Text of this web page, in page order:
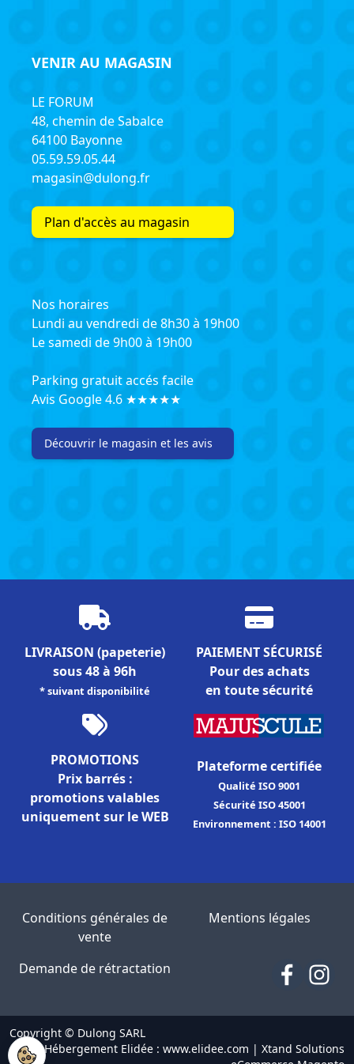
VENIR AU MAGASIN
LE FORUM
48, chemin de Sabalce
64100 Bayonne
05.59.59.05.44
magasin@dulong.fr
Plan d'accès au magasin
Nos horaires
Lundi au vendredi de 8h30 à 19h00
Le samedi de 9h00 à 19h00
Parking gratuit accés facile
Avis Google 4.6 ★★★★★
Découvrir le magasin et les avis
LIVRAISON (papeterie)
sous 48 à 96h
* suivant disponibilité
PAIEMENT SÉCURISÉ
Pour des achats
en toute sécurité
PROMOTIONS
Prix barrés :
promotions valables
uniquement sur le WEB
Plateforme certifiée
Qualité ISO 9001
Sécurité ISO 45001
Environnement : ISO 14001
Conditions générales de
vente
Mentions légales
Demande de rétractation
Copyright © Dulong SARL
Hébergement Elidée : www.elidee.com | Xtand Solutions